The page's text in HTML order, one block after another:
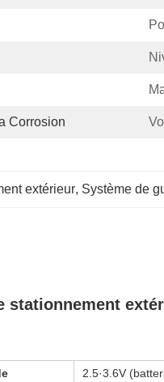
Corrosion
extérieur, Système de
stationnement
2.5·3.6V